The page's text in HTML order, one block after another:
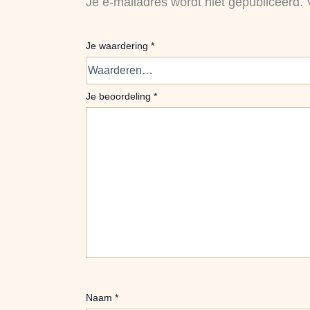
Je waardering *
Je beoordeling *
Naam *